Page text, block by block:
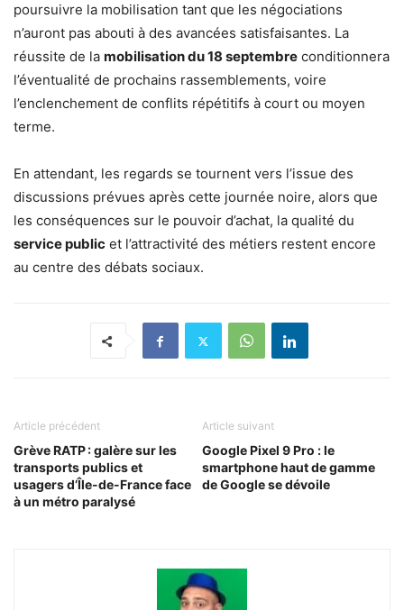
poursuivre la mobilisation tant que les négociations
n’auront pas abouti à des avancées satisfaisantes. La
réussite de la mobilisation du 18 septembre conditionnera
l’éventualité de prochains rassemblements, voire
l’enclenchement de conflits répétitifs à court ou moyen
terme.
En attendant, les regards se tournent vers l’issue des
discussions prévues après cette journée noire, alors que
les conséquences sur le pouvoir d’achat, la qualité du
service public et l’attractivité des métiers restent encore
au centre des débats sociaux.
Article précédent
Grève RATP : galère sur les
transports publics et
usagers d’Île-de-France face
à un métro paralysé
Article suivant
Google Pixel 9 Pro : le
smartphone haut de gamme
de Google se dévoile